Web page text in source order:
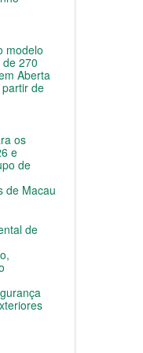
modelo
de 270
Aberta
de
os
e
de
de Macau
de